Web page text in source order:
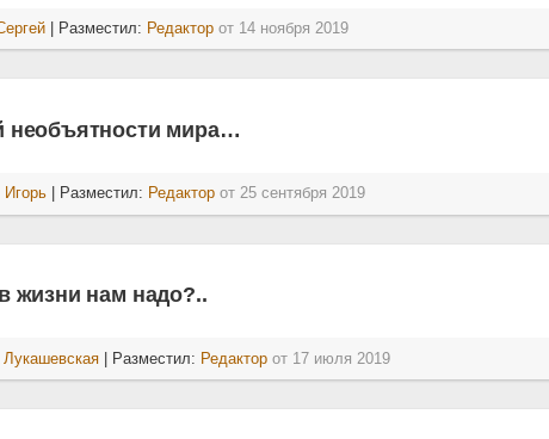
| Разместил: Редактор от 14 ноября 2019
необъятности мира…
Игорь | Разместил: Редактор от25 сентября 2019
жизни нам надо?..
Лукашевская | Разместил: Редактор от 17 июля 2019